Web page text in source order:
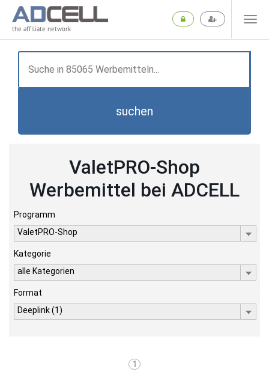
the affiliate network
suchen
ValetPRO-Shop
Werbemittel bei ADCELL
Programm
ValetPRO-Shop
Kategorie
alle Kategorien
Format
Deeplink (1)
1